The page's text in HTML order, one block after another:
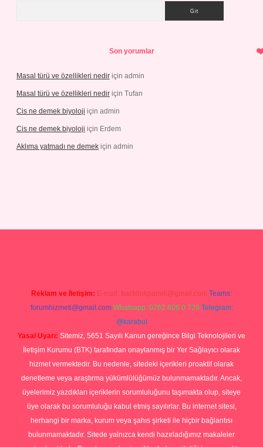
Son yorumlar
Masal türü ve özellikleri nedir için admin
Masal türü ve özellikleri nedir için Tufan
Cis ne demek biyoloji için admin
Cis ne demek biyoloji için Erdem
Aklıma yatmadı ne demek için admin
Reklam ve İletişim: E-mail: backlinkpaneli@gmail.com Teams:
forumhizmeti@gmail.com Whatsapp: 0262 606 0 726 Telegram:
@karabul
Yasal Uyarı: Sitemiz, 5651 Sayılı Kanun gereğince Bilgi Teknolojileri ve
İletişim Kurumu (BTK) tarafından onaylanmış bir Yer Sağlayıcı olarak
hizmet vermektedir. Bu nedenle, sitedeki içerikleri proaktif olarak
denetleme veya araştırma yükümlülüğümüz bulunmamaktadır. Ancak,
üyelerimiz yazdıkları içeriklerin sorumluluğunu taşımakta olup, siteye
üye olarak bu sorumluluğu kabul etmiş sayılırlar. Bu internet sitesi,
herhangi bir marka, kurum veya şahıs şirketi ile hiçbir bağlantısı
bulunmamaktadır. Sitede yalnızca kendi hazırladığımız makaleler